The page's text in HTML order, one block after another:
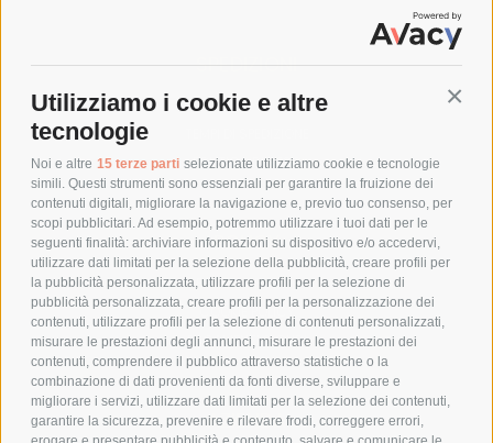
Utilizziamo i cookie e altre
tecnologie
Noi e altre 15 terze parti selezionate utilizziamo cookie e tecnologie
simili. Questi strumenti sono essenziali per garantire la fruizione dei
contenuti digitali, migliorare la navigazione e, previo tuo consenso, per
scopi pubblicitari. Ad esempio, potremmo utilizzare i tuoi dati per le
seguenti finalità: archiviare informazioni su dispositivo e/o accedervi,
utilizzare dati limitati per la selezione della pubblicità, creare profili per
la pubblicità personalizzata, utilizzare profili per la selezione di
pubblicità personalizzata, creare profili per la personalizzazione dei
contenuti, utilizzare profili per la selezione di contenuti personalizzati,
misurare le prestazioni degli annunci, misurare le prestazioni dei
contenuti, comprendere il pubblico attraverso statistiche o la
combinazione di dati provenienti da fonti diverse, sviluppare e
migliorare i servizi, utilizzare dati limitati per la selezione dei contenuti,
garantire la sicurezza, prevenire e rilevare frodi, correggere errori,
SPEDIZIONI
COSTI DI SPEDIZIONE
POLITICA DI RESO
POLICY
PRIVACY POLICY
COOKIE POLICY
PAGAMENTI SICURI
AZIENDA